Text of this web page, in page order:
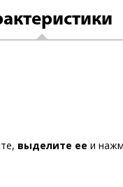
выделите ее и